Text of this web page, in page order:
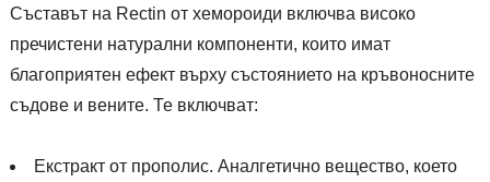
Съставът на Rectin от хемороиди включва високо
пречистени натурални компоненти, които имат
благоприятен ефект върху състоянието на кръвоносните
съдове и вените. Те включват:
Екстракт от прополис. Аналгетично вещество, което